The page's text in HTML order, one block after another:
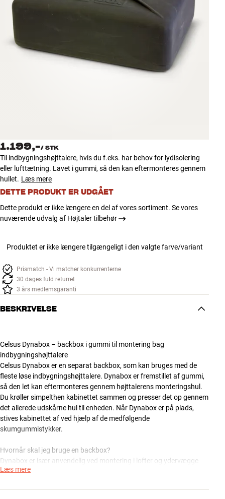
MÆRKER
Kundeservice
Log ind
Kundeservice
Byg med Lyd
1.199,-/ STK
Til indbygningshøjttalere, hvis du f.eks. har behov for lydisolering
eller lufttætning. Lavet i gummi, så den kan eftermonteres gennem
hullet. Læs mere
DETTE PRODUKT ER UDGÅET
Dette produkt er ikke længere en del af vores sortiment. Se vores
nuværende udvalg af Højtaler tilbehør
Produktet er ikke længere tilgængeligt i den valgte farve/variant
Prismatch - Vi matcher konkurrenterne
30 dages fuld returret
3 års medlemsgaranti
BESKRIVELSE
Celsus Dynabox – backbox i gummi til montering bag
indbygningshøjttalere
Celsus Dynabox er en separat backbox, som kan bruges med de
fleste løse indbygningshøjttalere. Dynabox er fremstillet af gummi,
så den let kan eftermonteres gennem højttalerens monteringshul.
Du krøller simpelthen kabinettet sammen og presser det op gennem
det allerede udskårne hul til enheden. Når Dynabox er på plads,
stives kabinettet af ved hjælp af de medfølgende
skumgummistykker.
Hvornår skal jeg bruge en backbox?
Dynabox er især anvendelig ved montering i lofter og ydervægge
med dampspærre. Da gummikabinettet er luft- og vandtæt,
som blev perforeret ved udskæringen til højttaleren.
Læs mere